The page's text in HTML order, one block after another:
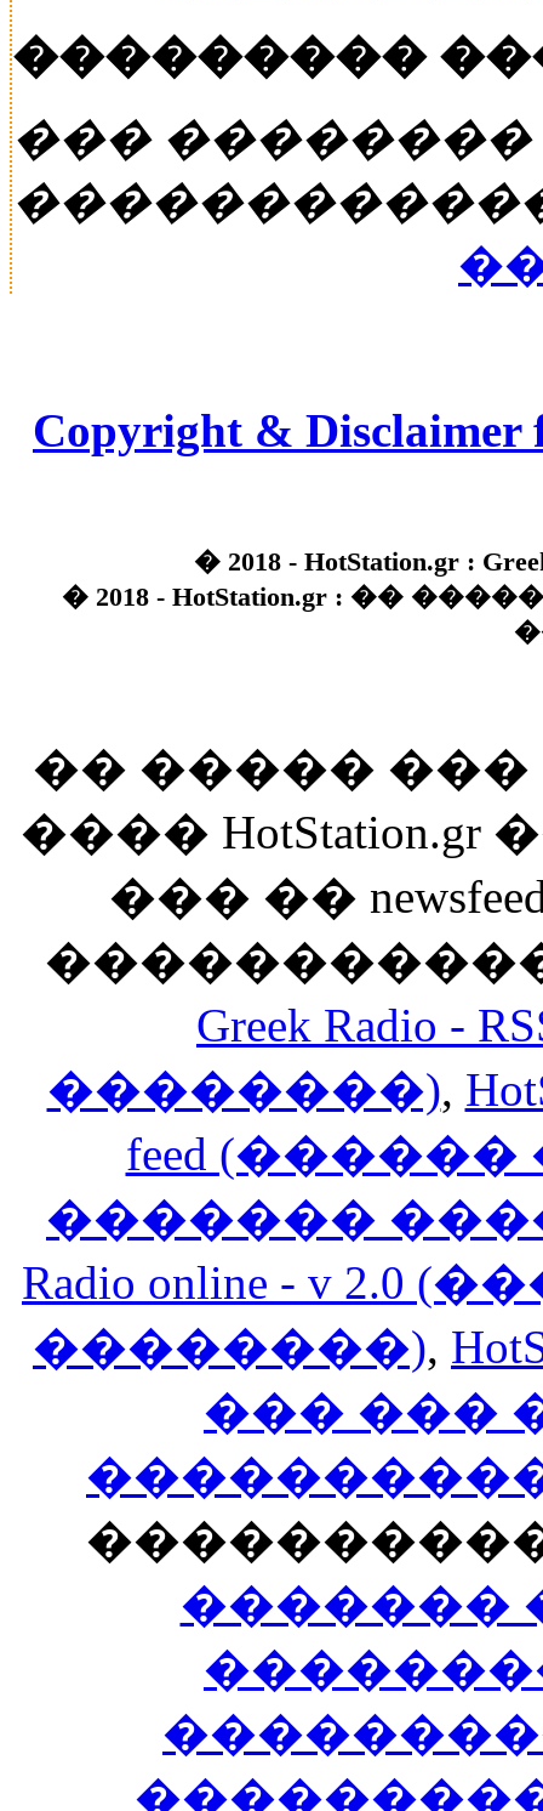
���������
���
Copyright & Disclaimer
� 2018 - HotStation.gr :
� 2018 - HotStation.gr : ��
�� �����
����
��� ��
Greek Radio
��������),
feed
�������
Radio online - v
��������),
��� ���
�������